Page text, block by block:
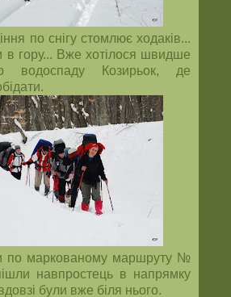
по снігу стомлює ходаків...
в гору... Вже хотілося швидше
водоспаду Козирьок, де
по маркованому маршруту №
навпростець в напрямку
були вже біля нього.